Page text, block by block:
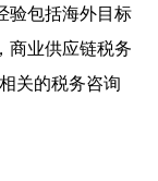
验包括海外目标
商业供应链税务
关的税务咨询